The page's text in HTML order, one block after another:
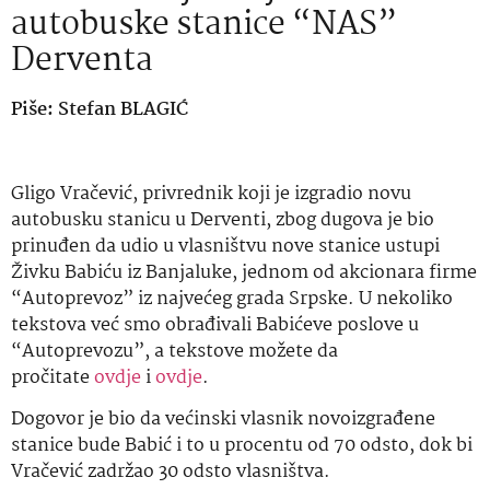
autobuske stanice “NAS”
Derventa
Piše: Stefan BLAGIĆ
Gligo Vračević, privrednik koji je izgradio novu
autobusku stanicu u Derventi, zbog dugova je bio
prinuđen da udio u vlasništvu nove stanice ustupi
Živku Babiću iz Banjaluke, jednom od akcionara firme
“Autoprevoz” iz najvećeg grada Srpske. U nekoliko
tekstova već smo obrađivali Babićeve poslove u
“Autoprevozu”, a tekstove možete da
pročitateovdjeiovdje.
Dogovor je bio da većinski vlasnik novoizgrađene
stanice bude Babić i to u procentu od 70 odsto, dok bi
Vračević zadržao 30 odsto vlasništva.